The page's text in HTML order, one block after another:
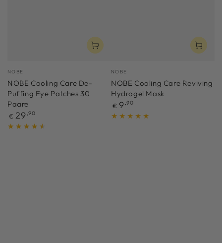
Verkäufer/in:
NOBE
NOBE Cooling Care De-
Puffing Eye Patches 30
Paare
Regulärer
Preis
€ 29 ,90
Verkäufer/in:
NOBE
NOBE Cooling Care Reviving
Hydrogel Mask
Regulärer
Preis
€ 9 ,90